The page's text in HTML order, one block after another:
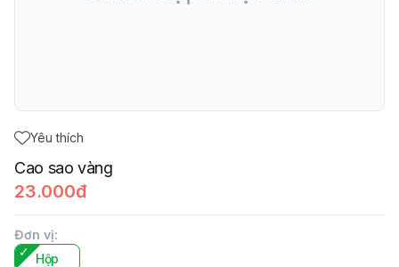
Yêu thích
Cao sao vàng
23.000đ
Đơn vị:
Hộp